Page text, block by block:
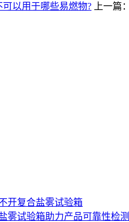
以用于哪些易燃物? 上一篇：
开复合盐雾试验箱
雾试验箱助力产品可靠性检测